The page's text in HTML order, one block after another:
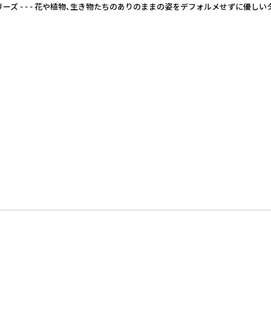
ーズ - - - 花や植物、生き物たちのありのままの姿をデフォルメせ